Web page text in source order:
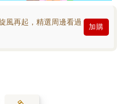
風再起，精選周邊看過
加購